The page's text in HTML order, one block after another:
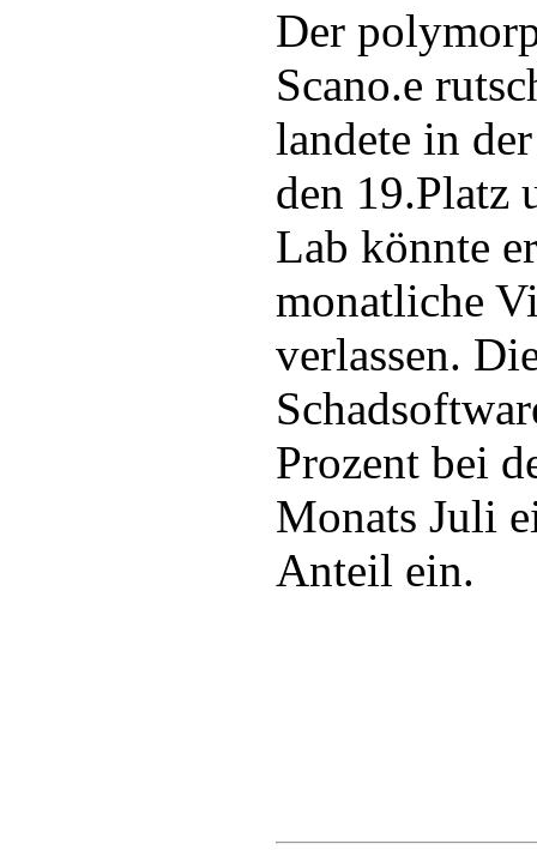
Der
Scano.e
landete in
den 19.Platz
Lab könnte
monatliche
verlassen.
Prozent bei
Monats Juli
Anteil ein.